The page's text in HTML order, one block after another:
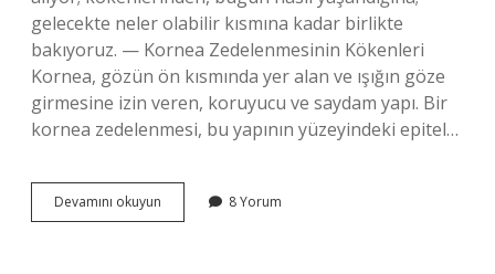
gelecekte neler olabilir kısmına kadar birlikte
bakıyoruz. — Kornea Zedelenmesinin Kökenleri
Kornea, gözün ön kısmında yer alan ve ışığın göze
girmesine izin veren, koruyucu ve saydam yapı. Bir
kornea zedelenmesi, bu yapının yüzeyindeki epitel…
Devamını okuyun
zedelenmesi
8 Yorum